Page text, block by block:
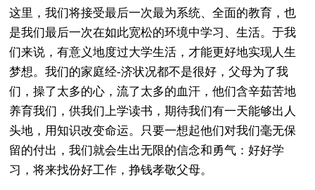
这里，我们将接受最后一次最为系统、全面的教育，也
是我们最后一次在如此宽松的环境中学习、生活。于我
们来说，有意义地度过大学生活，才能更好地实现人生
梦想。我们的家庭经-济状况都不是很好，父母为了我
们，操了太多的心，流了太多的血汗，他们含辛茹苦地
养育我们，供我们上学读书，期待我们有一天能够出人
头地，用知识改变命运。只要一想起他们对我们毫无保
留的付出，我们就会生出无限的信念和勇气：好好学
习，将来找份好工作，挣钱孝敬父母。